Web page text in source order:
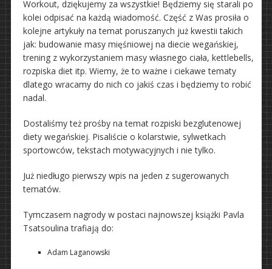
Workout, dziękujemy za wszystkie! Będziemy się starali po
kolei odpisać na każdą wiadomość. Część z Was prosiła o
kolejne artykuły na temat poruszanych już kwestii takich
jak: budowanie masy mięśniowej na diecie wegańskiej,
trening z wykorzystaniem masy własnego ciała, kettlebells,
rozpiska diet itp. Wiemy, że to ważne i ciekawe tematy
dlatego wracamy do nich co jakiś czas i będziemy to robić
nadal.
Dostaliśmy też prośby na temat rozpiski bezglutenowej
diety wegańskiej. Pisaliście o kolarstwie, sylwetkach
sportowców, tekstach motywacyjnych i nie tylko.
Już niedługo pierwszy wpis na jeden z sugerowanych
tematów.
Tymczasem nagrody w postaci najnowszej książki Pavla
Tsatsoulina trafiają do:
Adam Laganowski